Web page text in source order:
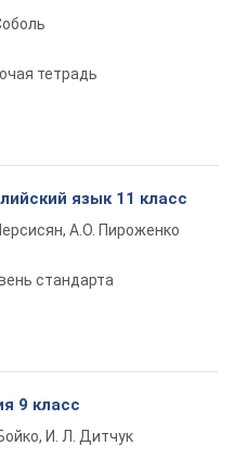
тетрадь
язык 11 класс
А.О. Пироженко
стандарта
9 класс
И. Л. Дитчук